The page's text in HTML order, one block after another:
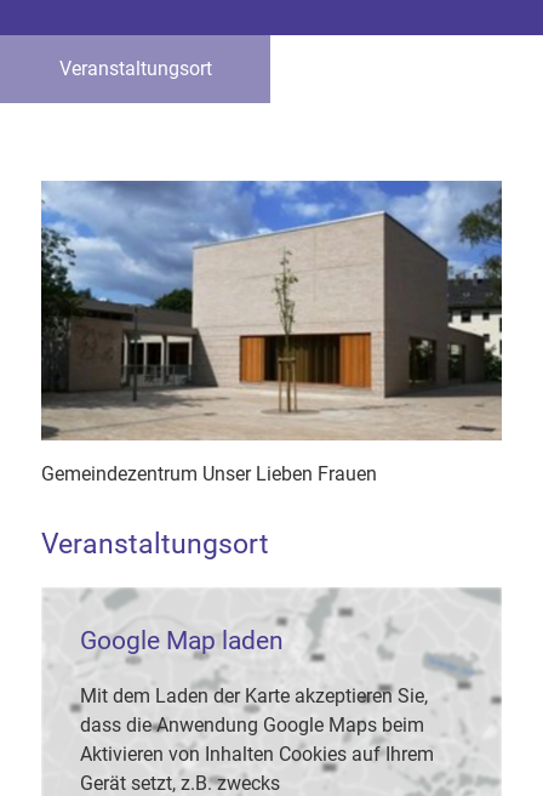
Veranstaltungsort
Gemeindezentrum Unser Lieben Frauen
Veranstaltungsort
Google Map laden
Mit dem Laden der Karte akzeptieren Sie,
dass die Anwendung Google Maps beim
Aktivieren von Inhalten Cookies auf Ihrem
Gerät setzt, z.B. zwecks